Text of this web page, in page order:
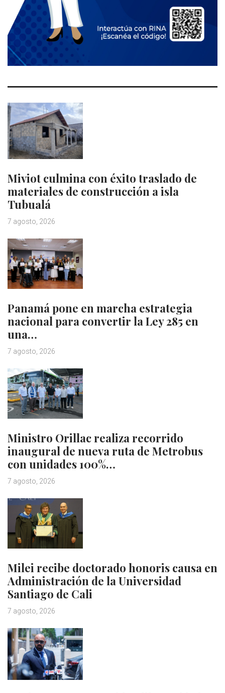
Miviot culmina con éxito traslado de
materiales de construcción a isla
Tubualá
7 agosto, 2026
Panamá pone en marcha estrategia
nacional para convertir la Ley 285 en
una…
7 agosto, 2026
Ministro Orillac realiza recorrido
inaugural de nueva ruta de Metrobus
con unidades 100%…
7 agosto, 2026
Milei recibe doctorado honoris causa en
Administración de la Universidad
Santiago de Cali
7 agosto, 2026